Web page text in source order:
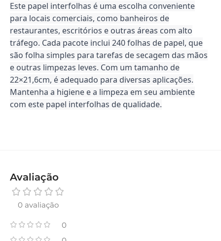
Este papel interfolhas é uma escolha conveniente
para locais comerciais, como banheiros de
restaurantes, escritórios e outras áreas com alto
tráfego. Cada pacote inclui 240 folhas de papel, que
são folha simples para tarefas de secagem das mãos
e outras limpezas leves. Com um tamanho de
22×21,6cm, é adequado para diversas aplicações.
Mantenha a higiene e a limpeza em seu ambiente
com este papel interfolhas de qualidade.
Avaliação
0 avaliação
0